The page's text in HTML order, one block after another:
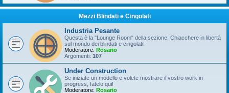
Mezzi Blindati e Cingolati
Industria Pesante
Questa è la "Lounge Room" della sezione. Chiacchere in libertà
sul mondo dei blindati e cingolati!
Moderatore: Rosario
Argomenti: 107
Under Construction
Se iniziate un modello e volete mostrare il vostro work in
progress, fatelo qui!
Moderatore: Rosario